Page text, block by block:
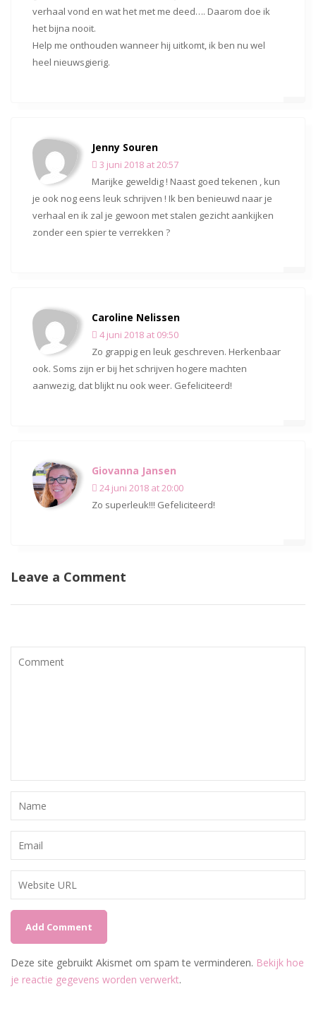
verhaal vond en wat het met me deed…. Daarom doe ik
het bijna nooit.
Help me onthouden wanneer hij uitkomt, ik ben nu wel
heel nieuwsgierig.
Jenny Souren
3 juni 2018 at 20:57
Marijke geweldig ! Naast goed tekenen , kun
je ook nog eens leuk schrijven ! Ik ben benieuwd naar je
verhaal en ik zal je gewoon met stalen gezicht aankijken
zonder een spier te verrekken ?
Caroline Nelissen
4 juni 2018 at 09:50
Zo grappig en leuk geschreven. Herkenbaar
ook. Soms zijn er bij het schrijven hogere machten
aanwezig, dat blijkt nu ook weer. Gefeliciteerd!
Giovanna Jansen
24 juni 2018 at 20:00
Zo superleuk!!! Gefeliciteerd!
Leave a Comment
Deze site gebruikt Akismet om spam te verminderen. Bekijk hoe
je reactie gegevens worden verwerkt.